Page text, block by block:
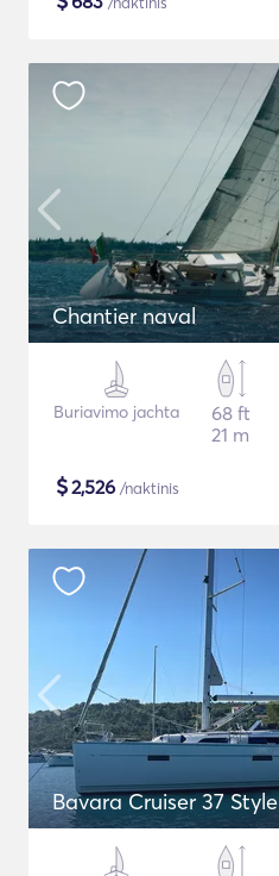
Chantier naval
Buriavimo jachta
68 ft
21 m
$2,526 /naktinis
Bavara Cruiser 37 Style